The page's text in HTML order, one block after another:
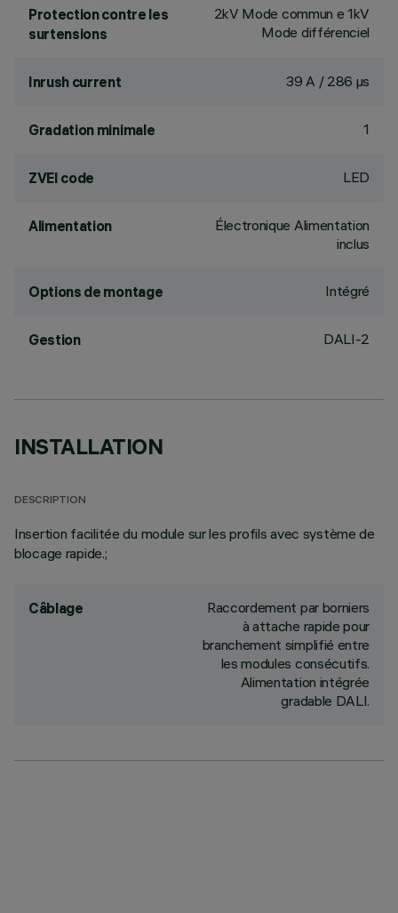
Protection contre les
surtensions
2kV Mode commun e 1kV
Mode différenciel
Inrush current 39 A / 286 µs
Gradation minimale 1
ZVEI code LED
Alimentation
Électronique Alimentation
inclus
Options de montage Intégré
Gestion DALI-2
INSTALLATION
DESCRIPTION
Insertion facilitée du module sur les profils avec système de
blocage rapide.;
Câblage
Raccordement par borniers
à attache rapide pour
branchement simplifié entre
les modules consécutifs.
Alimentation intégrée
gradable DALI.